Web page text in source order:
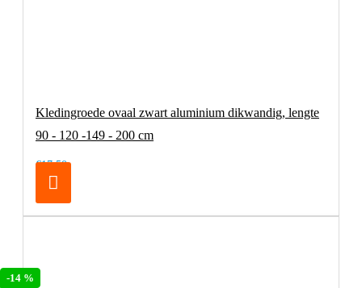
-14 %
Kledingroede ovaal zwart aluminium dikwandig, lengte
90 - 120 -149 - 200 cm
€17,50